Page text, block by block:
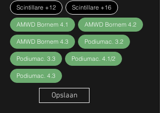
Scintillare +12 Scintillare +16
AMWD Bornem 4.1 AMWD Bornem 4.2
AMWD Bornem 4.3 Podiumac. 3.2
Podiumac. 3.3 Podiumac. 4.1/2
Podiumac. 4.3
Opslaan